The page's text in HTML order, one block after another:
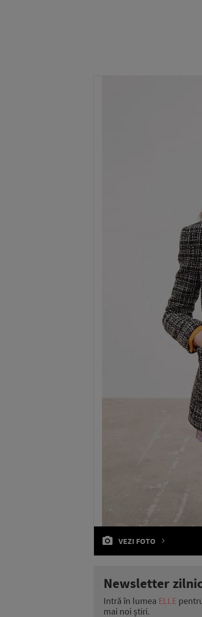
VEZI FOTO
Newsletter
Intră în lumea ELLE
mai noi știri.